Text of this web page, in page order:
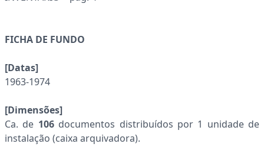
FICHA DE FUNDO
[Datas]
1963-1974
[Dimensões]
Ca. de 106documentos distribuídos por 1 unidade de
instalação (caixa arquivadora).